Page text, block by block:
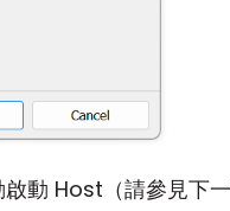
動 Host（請參見下